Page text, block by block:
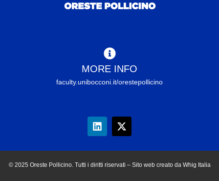
MORE INFO
faculty.unibocconi.it/orestepollicino
© 2025 Oreste Pollicino. Tutti i diritti riservati – Sito web creato da Whig Italia